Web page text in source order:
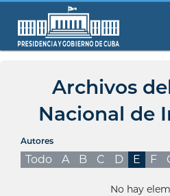
Archivos
Nacional de
Autores
Todo A B C D E F
No hay